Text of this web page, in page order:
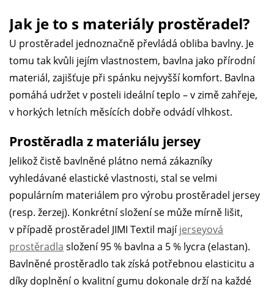
Jak je to s materiály prostěradel?
U prostěradel jednoznačně převládá obliba bavlny. Je
tomu tak kvůli jejím vlastnostem, bavlna jako přírodní
materiál, zajišťuje při spánku nejvyšší komfort. Bavlna
pomáhá udržet v posteli ideální teplo – v zimě zahřeje,
v horkých letních měsících dobře odvádí vlhkost.
Prostěradla z materiálu jersey
Jelikož čistě bavlněné plátno nemá zákazníky
vyhledávané elastické vlastnosti, stal se velmi
populárním materiálem pro výrobu prostěradel jersey
(resp. žerzej). Konkrétní složení se může mírně lišit,
v případě prostěradel JIMI Textil majíjerseyová
prostěradla složení 95 % bavlna a 5 % lycra (elastan).
Bavlněné prostěradlo tak získá potřebnou elasticitu a
díky doplnění o kvalitní gumu dokonale drží na každé